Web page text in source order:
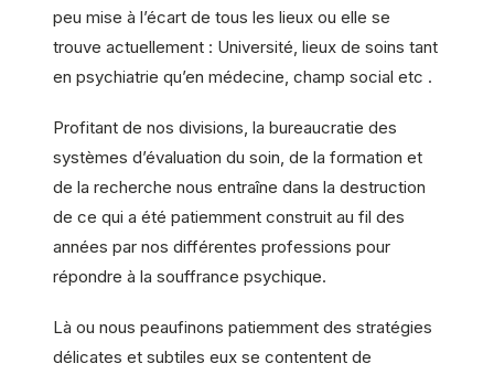
peu mise à l’écart de tous les lieux ou elle se
trouve actuellement : Université, lieux de soins tant
en psychiatrie qu’en médecine, champ social etc .
Profitant de nos divisions, la bureaucratie des
systèmes d’évaluation du soin, de la formation et
de la recherche nous entraîne dans la destruction
de ce qui a été patiemment construit au fil des
années par nos différentes professions pour
répondre à la souffrance psychique.
Là ou nous peaufinons patiemment des stratégies
délicates et subtiles eux se contentent de